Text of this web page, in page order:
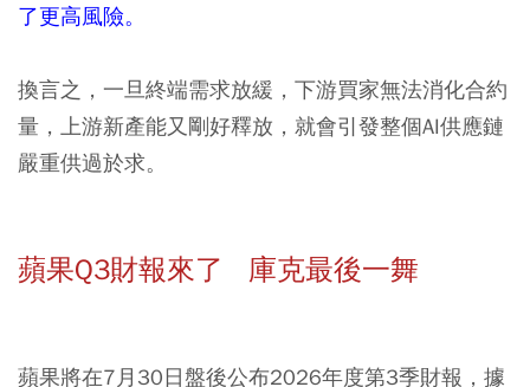
了更高風險。
換言之，一旦終端需求放緩，下游買家無法消化合約
量，上游新產能又剛好釋放，就會引發整個AI供應鏈
嚴重供過於求。
蘋果Q3財報來了 庫克最後一舞
蘋果將在7月30日盤後公布2026年度第3季財報，據